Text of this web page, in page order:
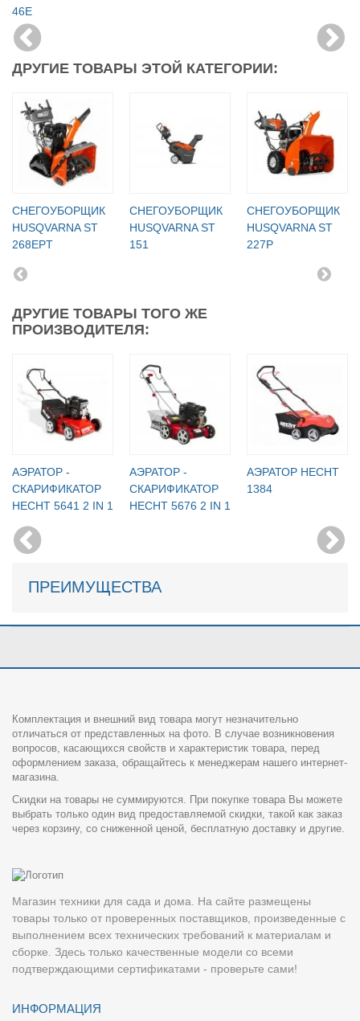
46E
ДРУГИЕ ТОВАРЫ ЭТОЙ КАТЕГОРИИ:
СНЕГОУБОРЩИК
HUSQVARNA ST
268EPT
СНЕГОУБОРЩИК
HUSQVARNA ST
151
СНЕГОУБОРЩИК
HUSQVARNA ST
227P
ДРУГИЕ ТОВАРЫ ТОГО ЖЕ
ПРОИЗВОДИТЕЛЯ:
АЭРАТОР -
СКАРИФИКАТОР
HECHT 5641 2 IN 1
АЭРАТОР -
СКАРИФИКАТОР
HECHT 5676 2 IN 1
АЭРАТОР HECHT
1384
ПРЕИМУЩЕСТВА
Комплектация и внешний вид товара могут незначительно
отличаться от представленных на фото. В случае возникновения
вопросов, касающихся свойств и характеристик товара, перед
оформлением заказа, обращайтесь к менеджерам нашего интернет-
магазина.
Скидки на товары не суммируются. При покупке товара Вы можете
выбрать только один вид предоставляемой скидки, такой как заказ
через корзину, со сниженной ценой, бесплатную доставку и другие.
Магазин техники для сада и дома. На сайте размещены
товары только от проверенных поставщиков, произведенные с
выполнением всех технических требований к материалам и
сборке. Здесь только качественные модели со всеми
подтверждающими сертификатами - проверьте сами!
ИНФОРМАЦИЯ